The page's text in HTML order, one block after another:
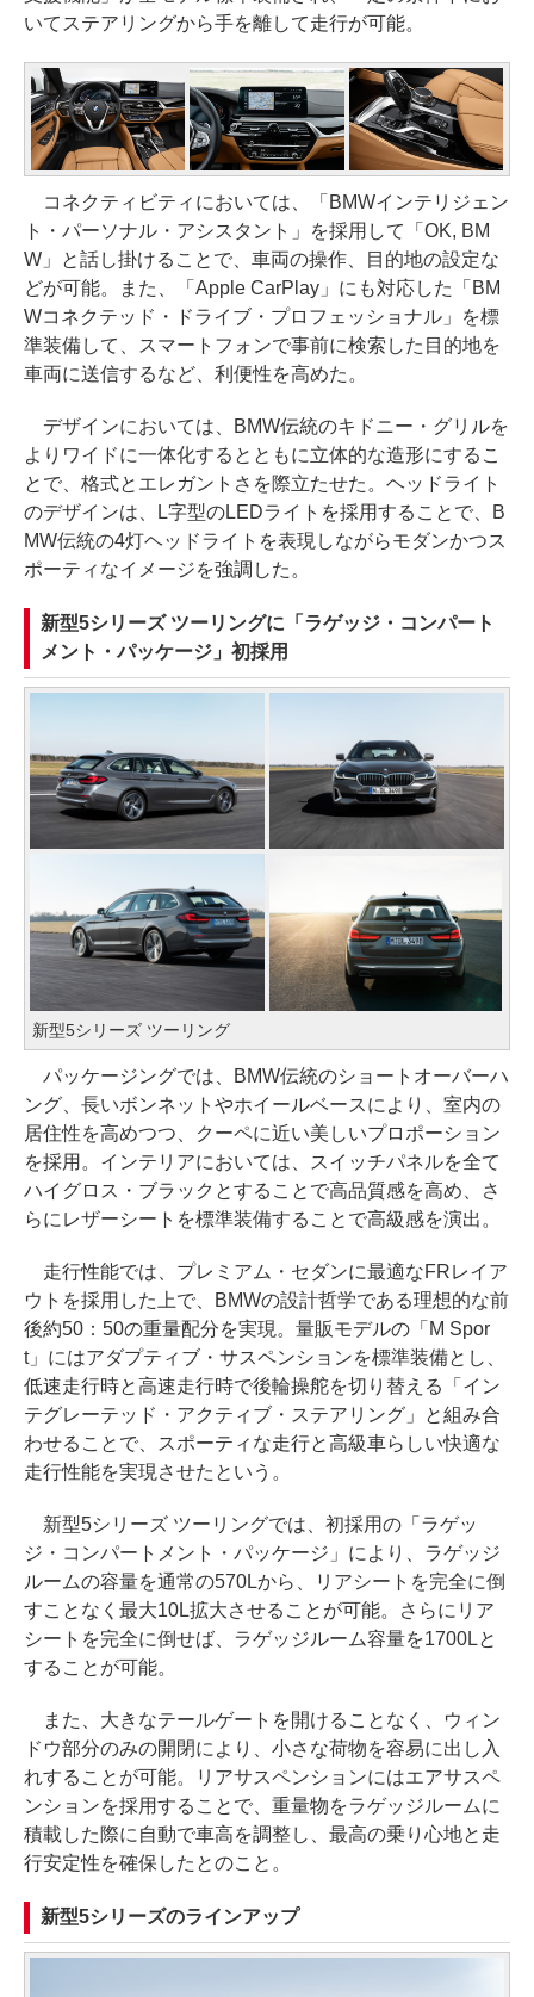
いてステアリングから手を離して走行が可能。
コネクティビティにおいては、「BMWインテリジェン
ト・パーソナル・アシスタント」を採用して「OK, BM
W」と話し掛けることで、車両の操作、目的地の設定な
どが可能。また、「Apple CarPlay」にも対応した「BM
Wコネクテッド・ドライブ・プロフェッショナル」を標
準装備して、スマートフォンで事前に検索した目的地を
車両に送信するなど、利便性を高めた。
デザインにおいては、BMW伝統のキドニー・グリルを
よりワイドに一体化するとともに立体的な造形にするこ
とで、格式とエレガントさを際立たせた。ヘッドライト
のデザインは、L字型のLEDライトを採用することで、B
MW伝統の4灯ヘッドライトを表現しながらモダンかつス
ポーティなイメージを強調した。
新型5シリーズ ツーリングに「ラゲッジ・コンパート
メント・パッケージ」初採用
新型5シリーズ ツーリング
パッケージングでは、BMW伝統のショートオーバーハ
ング、長いボンネットやホイールベースにより、室内の
居住性を高めつつ、クーペに近い美しいプロポーション
を採用。インテリアにおいては、スイッチパネルを全て
ハイグロス・ブラックとすることで高品質感を高め、さ
らにレザーシートを標準装備することで高級感を演出。
走行性能では、プレミアム・セダンに最適なFRレイア
ウトを採用した上で、BMWの設計哲学である理想的な前
後約50：50の重量配分を実現。量販モデルの「M Spor
t」にはアダプティブ・サスペンションを標準装備とし、
低速走行時と高速走行時で後輪操舵を切り替える「イン
テグレーテッド・アクティブ・ステアリング」と組み合
わせることで、スポーティな走行と高級車らしい快適な
走行性能を実現させたという。
新型5シリーズ ツーリングでは、初採用の「ラゲッ
ジ・コンパートメント・パッケージ」により、ラゲッジ
ルームの容量を通常の570Lから、リアシートを完全に倒
すことなく最大10L拡大させることが可能。さらにリア
シートを完全に倒せば、ラゲッジルーム容量を1700Lと
することが可能。
また、大きなテールゲートを開けることなく、ウィン
ドウ部分のみの開閉により、小さな荷物を容易に出し入
れすることが可能。リアサスペンションにはエアサスペ
ンションを採用することで、重量物をラゲッジルームに
積載した際に自動で車高を調整し、最高の乗り心地と走
行安定性を確保したとのこと。
新型5シリーズのラインアップ